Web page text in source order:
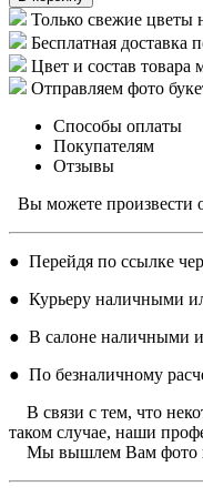
Только свежие цветы
Бесплатная доставка
Цвет и состав товара
Отправляем фото
Способы оплаты
Покупателям
Отзывы
Вы можете произвести
● Перейдя по ссылке
● Курьеру наличными
● В салоне наличными
● По безналичному
В связи с тем, что
таком случае, наши
Мы вышлем Вам фото